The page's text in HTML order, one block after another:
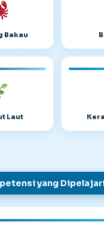
Bakau
Laut
yang